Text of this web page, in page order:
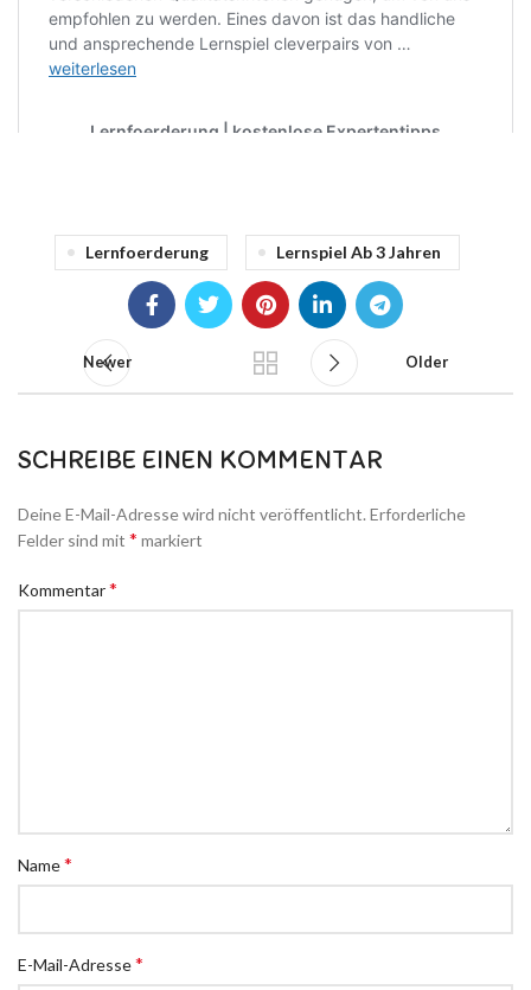
Lernfoerderung Lernspiel Ab 3 Jahren
Newer Older
SCHREIBE EINEN KOMMENTAR
Deine E-Mail-Adresse wird nicht veröffentlicht. Erforderliche
Felder sind mit * markiert
Kommentar*
Name*
E-Mail-Adresse*